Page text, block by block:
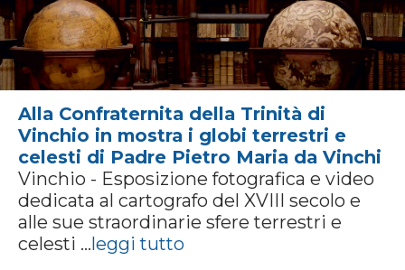
Alla Confraternita della Trinità di
Vinchio in mostra i globi terrestri e
celesti di Padre Pietro Maria da Vinchi
Vinchio - Esposizione fotografica e video
dedicata al cartografo del XVIII secolo e
alle sue straordinarie sfere terrestri e
celesti ...leggi tutto